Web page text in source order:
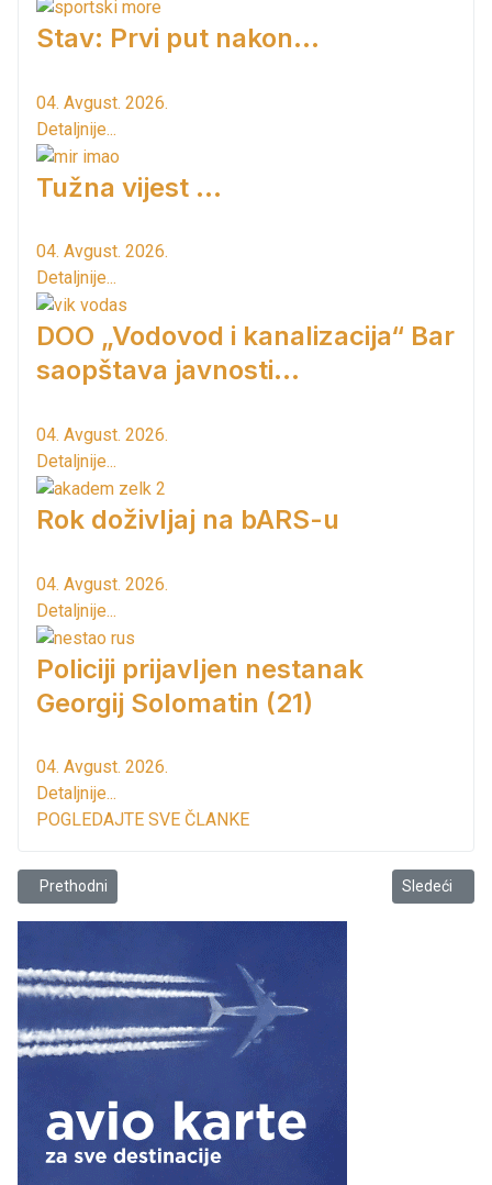
Stav: Prvi put nakon…
04. Avgust. 2026.
Detaljnije...
Tužna vijest ...
04. Avgust. 2026.
Detaljnije...
DOO „Vodovod i kanalizacija“ Bar
saopštava javnosti...
04. Avgust. 2026.
Detaljnije...
Rok doživljaj na bARS-u
04. Avgust. 2026.
Detaljnije...
Policiji prijavljen nestanak
Georgij Solomatin (21)
04. Avgust. 2026.
Detaljnije...
POGLEDAJTE SVE ČLANKE
Prethodni članak: Objekat je visoke kategorije,a šta sa susjedima
Prethodni Sledeći
Sledeći